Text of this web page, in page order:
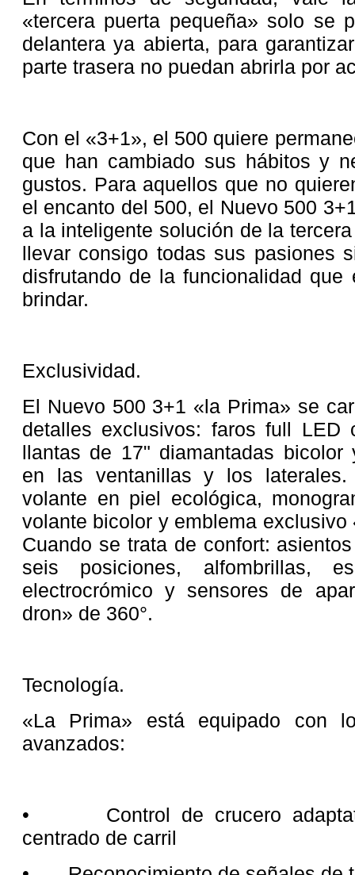
«tercera puerta pequeña» solo se
delantera ya abierta, para
parte trasera no puedan abrirla por
Con el «3+1», el 500 quiere
que han cambiado sus hábitos y
gustos. Para aquellos que no
el encanto del 500, el Nuevo 500
a la inteligente solución de la
llevar consigo todas sus pasiones
disfrutando de la funcionalidad
brindar.
Exclusividad.
El Nuevo 500 3+1 «la Prima» se
detalles exclusivos: faros full LED
llantas de 17" diamantadas bicolor
en las ventanillas y los laterales.
volante en piel ecológica,
volante bicolor y emblema
Cuando se trata de confort:
seis posiciones, alfombrillas,
electrocrómico y sensores de
dron» de 360°.
Tecnología.
«La Prima» está equipado con
avanzados:
• Control de crucero
centrado de carril